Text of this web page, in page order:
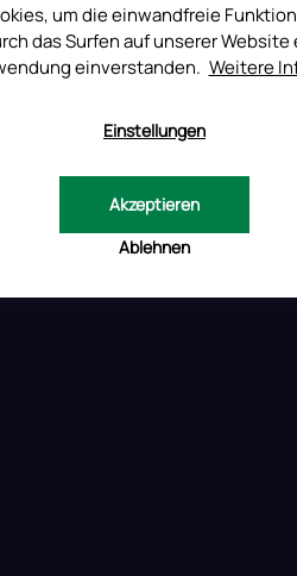
um die einwandfreie
das Surfen auf unserer Website
einverstanden. Weitere
Einstellungen
Ablehnen
Akzeptieren
NÄCHSTER ARTIKEL